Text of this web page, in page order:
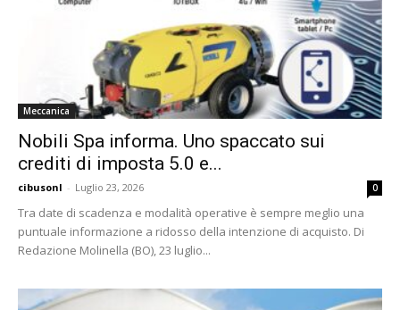
Meccanica
Nobili Spa informa. Uno spaccato sui
crediti di imposta 5.0 e...
cibusonl - Luglio 23, 2026 0
Tra date di scadenza e modalità operative è sempre meglio una
puntuale informazione a ridosso della intenzione di acquisto. Di
Redazione Molinella (BO), 23 luglio...